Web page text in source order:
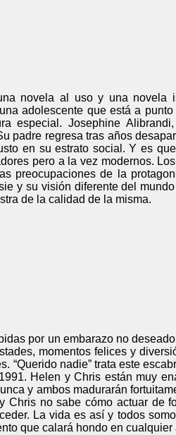
novela al uso y una
adolescente que está a
especial. Josephine
padre regresa tras años
en su estrato social. Y es
pero a la vez modernos.
preocupaciones de la
y su visión diferente del
de la calidad de la misma.
por un embarazo no
momentos felices y
“Querido nadie” trata este
Helen y Chris están muy
y ambos madurarán
no sabe cómo actuar de
La vida es así y todos
que calará hondo en